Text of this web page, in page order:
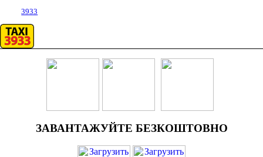
3933
ЗАВАНТАЖУЙТЕ БЕЗКОШТОВНО